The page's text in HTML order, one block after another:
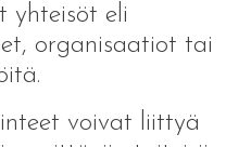
yhteisöt eli
organisaatiot tai
voivat liittyä